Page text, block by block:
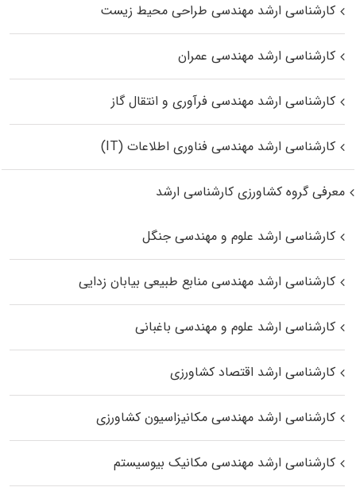
کارشناسی ارشد مهندسی طراحی محیط زیست
کارشناسی ارشد مهندسی عمران
کارشناسی ارشد مهندسی فرآوری و انتقال گاز
کارشناسی ارشد مهندسی فناوری اطلاعات (IT)
معرفی گروه کشاورزی کارشناسی ارشد
کارشناسی ارشد علوم و مهندسی جنگل
کارشناسی ارشد مهندسی منابع طبیعی بیابان زدایی
کارشناسی ارشد علوم و مهندسی باغبانی
کارشناسی ارشد اقتصاد کشاورزی
کارشناسی ارشد مهندسی مکانیزاسیون کشاورزی
کارشناسی ارشد مهندسی مکانیک بیوسیستم